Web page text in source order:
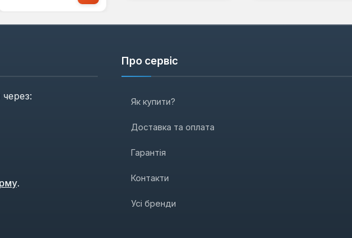
.
Про сервіс
Як купити?
Доставка та оплата
Гарантія
Контакти
Усі бренди